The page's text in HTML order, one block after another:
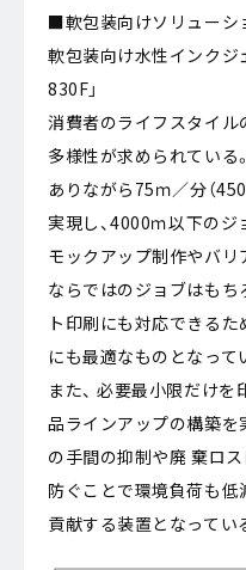
■軟包装向けソリューシ
軟包装向け水性インクジ
830F」
消費者のライフスタイル
多様性が求められている
ありながら75ｍ／分（
実現し、4000ｍ以下のジ
モックアップ制作やバリ
ならではのジョブはもち
ト印刷にも対応できるた
にも最適なものとなって
また、 必要最小限だけ
品ラインアップの構築を
の手間の抑制や廃 棄ロ
防ぐことで環境負荷も低
貢献する装置となってい